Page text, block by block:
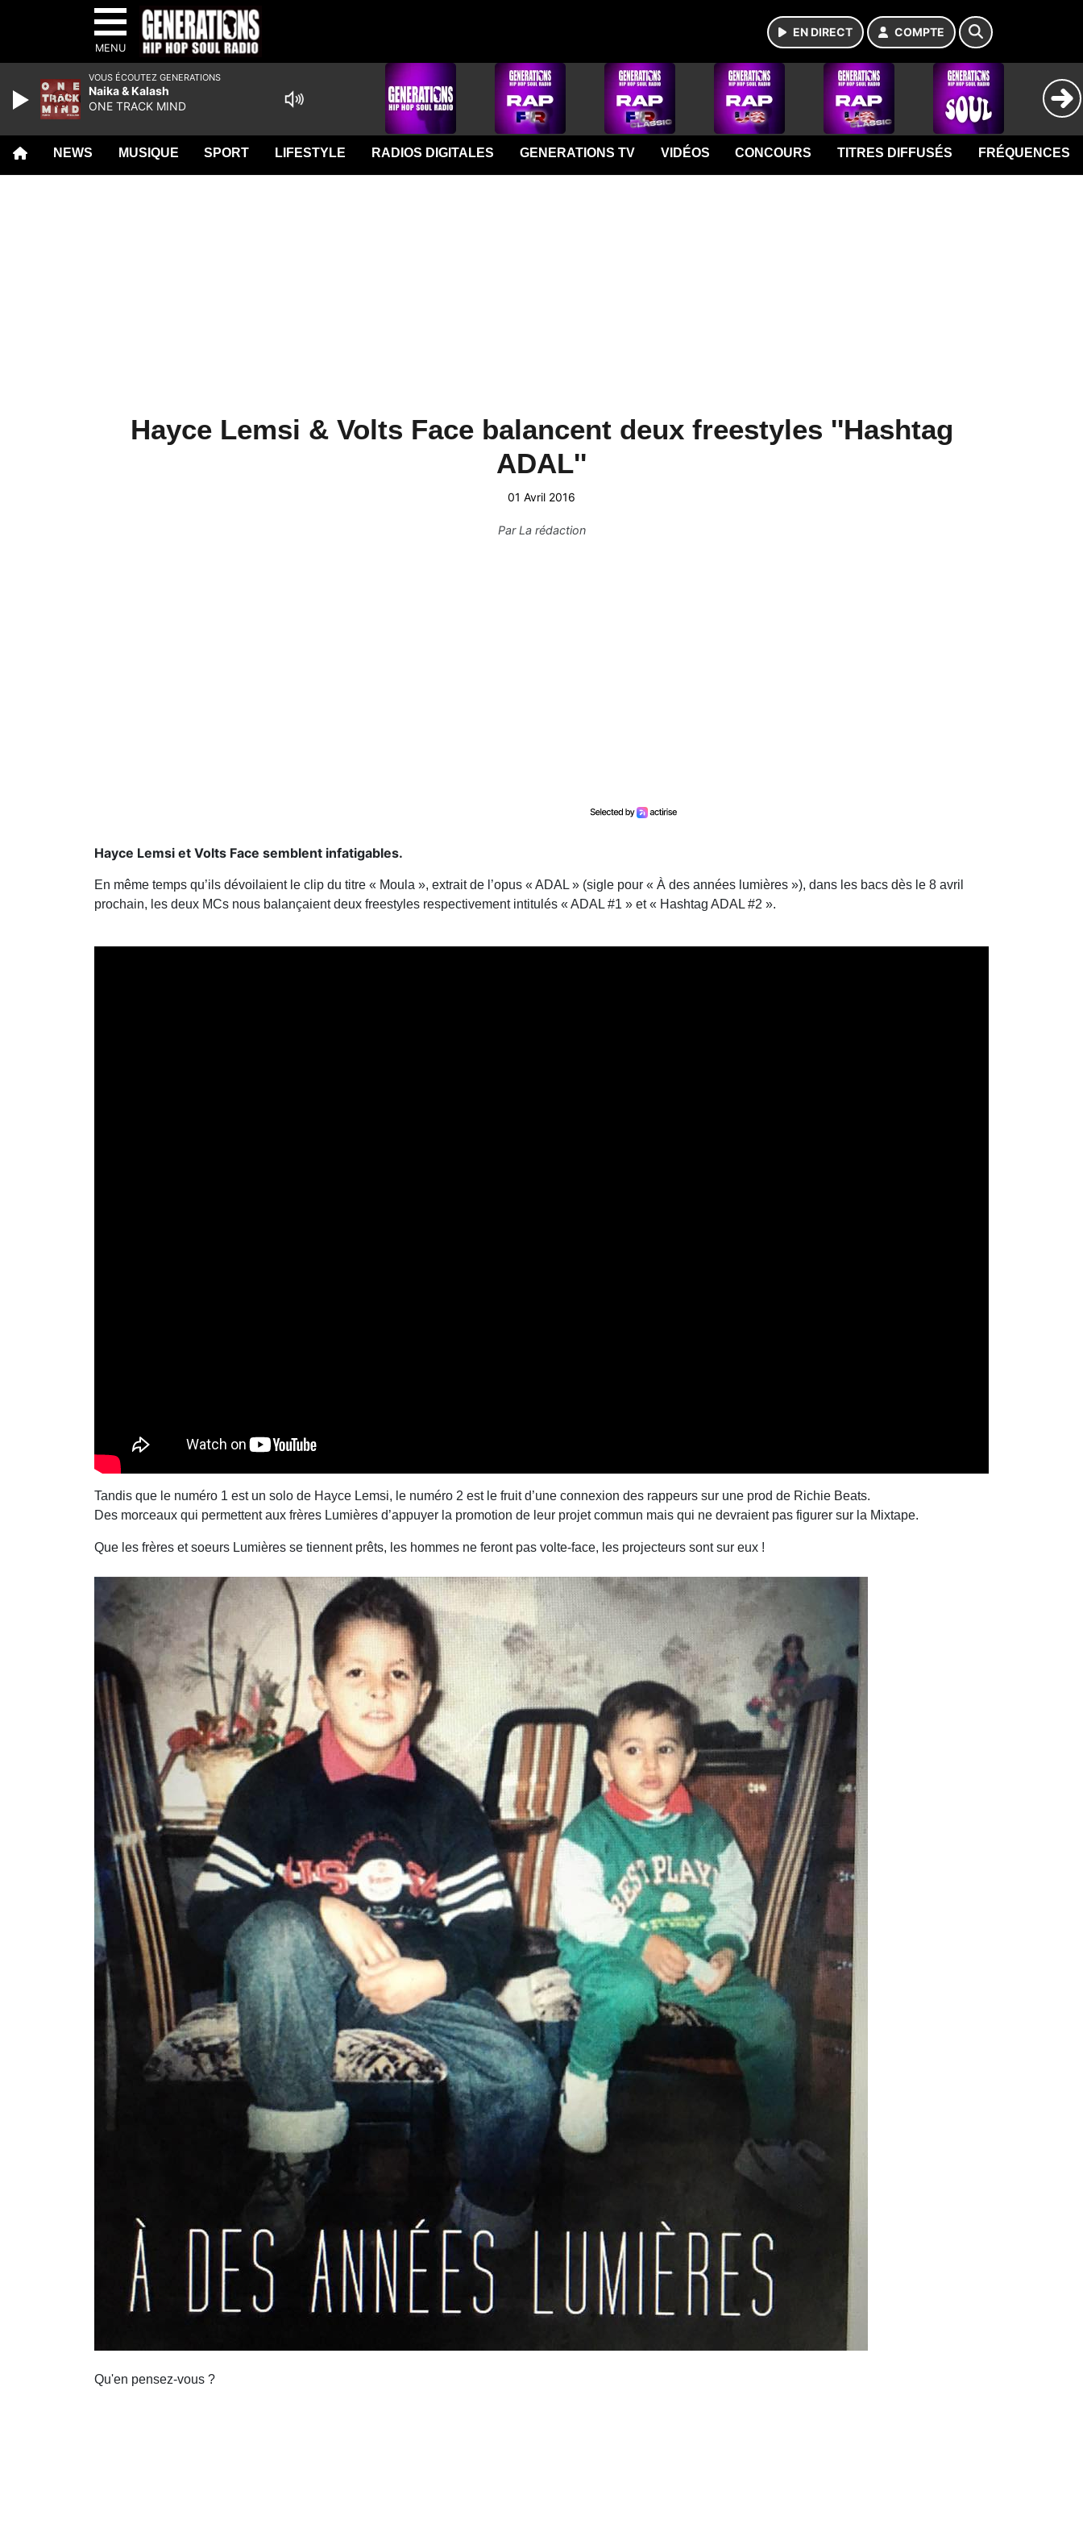
MENU
EN DIRECT COMPTE
NEWS MUSIQUE SPORT LIFESTYLE RADIOS DIGITALES GENERATIONS TV VIDÉOS CONCOURS TITRES DIFFUSÉS FRÉQUENCES
Hayce Lemsi & Volts Face balancent deux freestyles ''Hashtag
ADAL''
01 Avril 2016
ParLa rédaction
Hayce Lemsi et Volts Face semblent infatigables.
En même temps qu’ils dévoilaient le clip du titre « Moula », extrait de l’opus « ADAL » (sigle pour « À des années lumières »), dans les bacs dès le 8 avril
prochain, les deux MCs nous balançaient deux freestyles respectivement intitulés « ADAL #1 » et « Hashtag ADAL #2 ».
Tandis que le numéro 1 est un solo de Hayce Lemsi, le numéro 2 est le fruit d’une connexion des rappeurs sur une prod de Richie Beats.
Des morceaux qui permettent aux frères Lumières d’appuyer la promotion de leur projet commun mais qui ne devraient pas figurer sur la Mixtape.
Que les frères et soeurs Lumières se tiennent prêts, les hommes ne feront pas volte-face, les projecteurs sont sur eux !
Qu'en pensez-vous ?
VOUS ÉCOUTEZ GENERATIONS
Naika & Kalash
ONE TRACK MIND